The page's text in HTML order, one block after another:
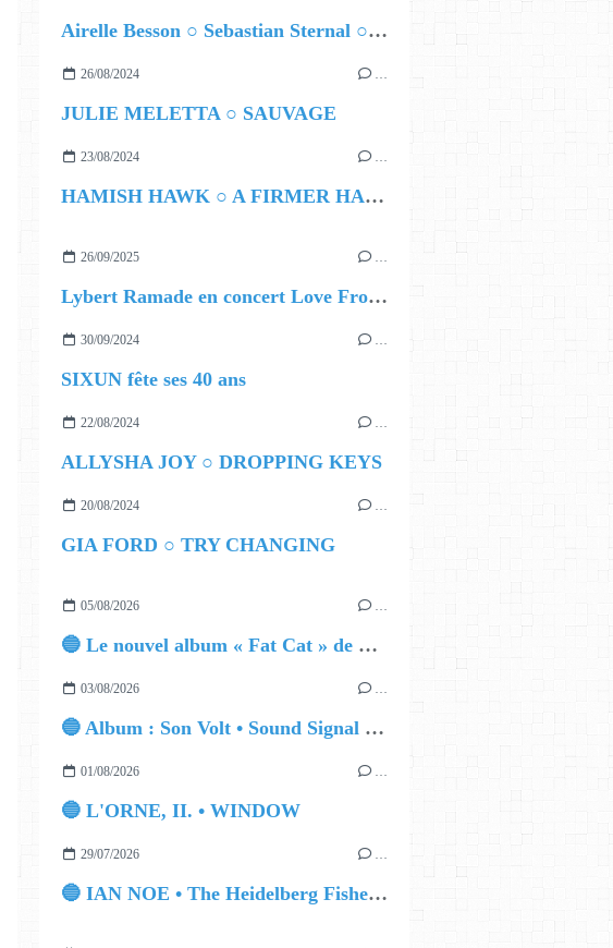
AT THE TOP LEFT, THEN ENGLISH
Airelle Besson ○ Sebastian Sternal ○ Jonas Burgwinkel
26/08/2024 …
JULIE MELETTA ○ SAUVAGE
23/08/2024 …
HAMISH HAWK ○ A FIRMER HAND
26/09/2025 …
Lybert Ramade en concert Love From Me
30/09/2024 …
SIXUN fête ses 40 ans
22/08/2024 …
ALLYSHA JOY ○ DROPPING KEYS
20/08/2024 …
GIA FORD ○ TRY CHANGING
05/08/2026 …
🔵 Le nouvel album « Fat Cat » de Delilah Holliday (sortie le 30 Octobre 2026)
03/08/2026 …
🔵 Album : Son Volt • Sound Signal Serenades
01/08/2026 …
🔵 L'ORNE, II. • WINDOW
29/07/2026 …
🔵 IAN NOE • The Heidelberg Fisherman’s Ball